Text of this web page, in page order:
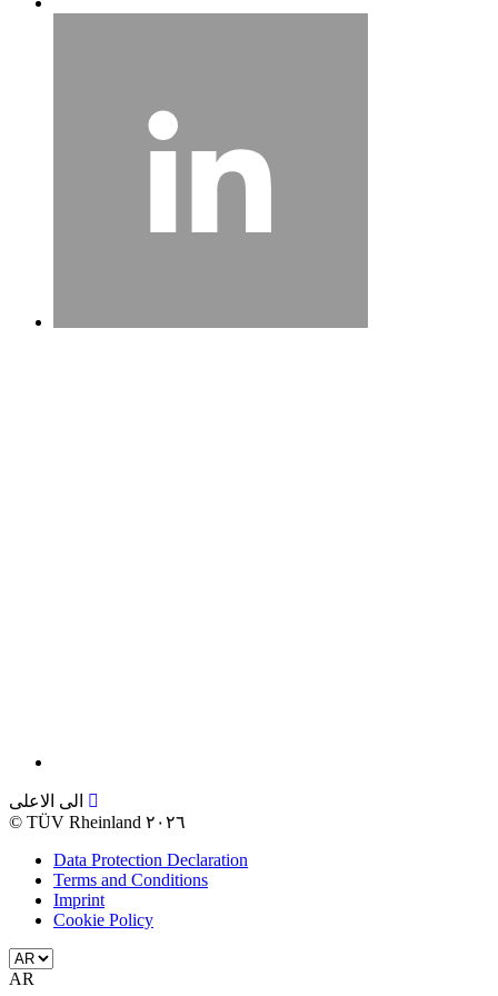
الى الاعلى
©
TÜV Rheinland ٢٠٢٦
Data Protection Declaration
Terms and Conditions
Imprint
Cookie Policy
AR